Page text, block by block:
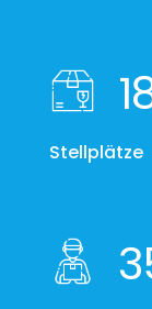
Stellplätze